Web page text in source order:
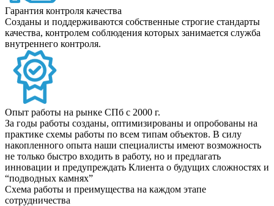
Гарантия контроля качества
Созданы и поддерживаются собственные строгие стандарты
качества, контролем соблюдения которых занимается служба
внутреннего контроля.
Опыт работы на рынке СПб с 2000 г.
За годы работы созданы, оптимизированы и опробованы на
практике схемы работы по всем типам объектов. В силу
накопленного опыта наши специалисты имеют возможность
не только быстро входить в работу, но и предлагать
инновации и предупреждать Клиента о будущих сложностях и
“подводных камнях”
Схема работы и преимущества на каждом этапе
сотрудничества